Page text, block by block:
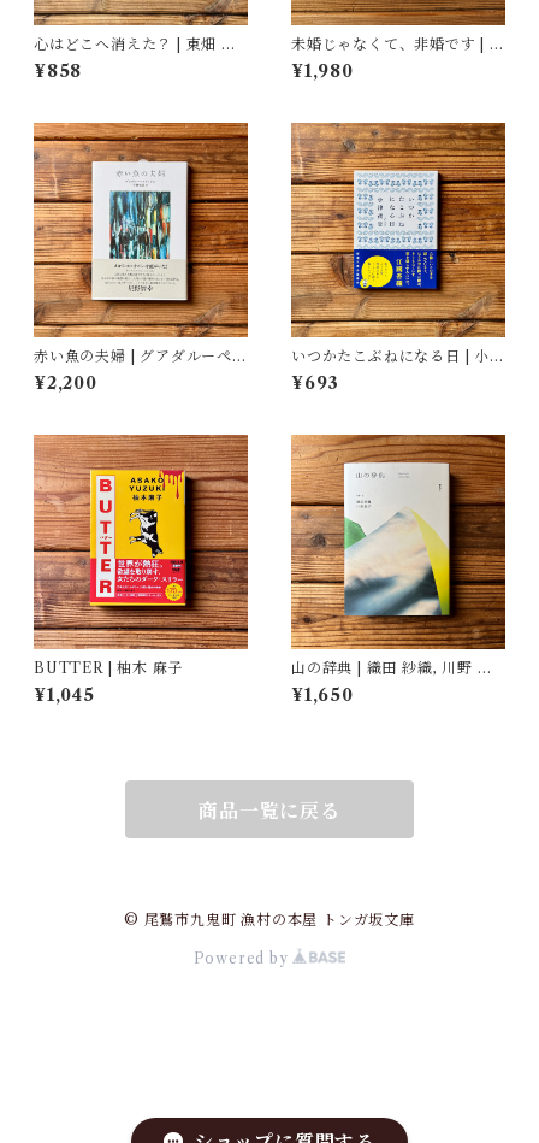
心はどこへ消えた？ | 東畑 開
人
¥858
未婚じゃなくて、非婚です | ホ
ンサムピギョル, すんみ(翻訳),
小山内園子(翻訳)
¥1,980
赤い魚の夫婦 | グアダルーペ・
ネッテル, 宇野和美(訳)
¥2,200
いつかたこぶねになる日 | 小津
夜景
¥693
BUTTER | 柚木 麻子
¥1,045
山の辞典 | 織田 紗織, 川野 恭
子(著/文)
¥1,650
商品一覧に戻る
© 尾鷲市九鬼町 漁村の本屋 トンガ坂文庫
Powered by